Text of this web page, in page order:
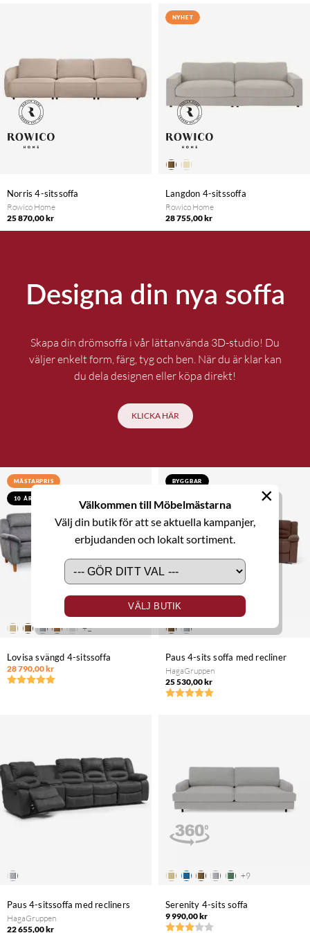
Välkommen till Möbelmästarna
Välj din butik för att se aktuella kampanjer,
erbjudanden och lokalt sortiment.
VÄLJ BUTIK
×
Norris 4-sitssoffa
Rowico Home
25 870,00 kr
NYHET
Langdon 4-sitssoffa
Rowico Home
28 755,00 kr
Designa din nya soffa
Skapa din drömsoffa i vår lättanvända 3D-studio! Du
väljer enkelt form, färg, tyg och ben. När du är klar kan
du dela designen eller köpa direkt!
KLICKA HÄR
MÄSTARPRIS
10 ÅRS GARANTI
+2
Lovisa svängd 4-sitssoffa
Betyg:
5.0 utav 5 stjärnor
28 790,00 kr
BYGGBAR
Paus 4-sits soffa med recliner
HagaGruppen
Betyg:
5.0 utav 5 stjärnor
25 530,00 kr
Paus 4-sitssoffa med recliners
HagaGruppen
22 655,00 kr
+9
Serenity 4-sits soffa
9 990,00 kr